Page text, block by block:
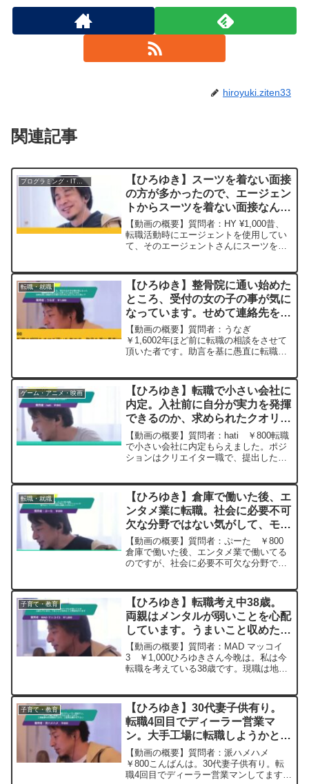
hiroyuki.ziten33
関連記事
プログラミング・IT業界
【ひろゆき】スーツを着ない面接
の方が多かったので、エージェン
トからスーツを着ない面接なんて
あるんですか? と言われたー ひ
ろゆき切り抜き 20250205
【動画の概要】質問者：HY ¥1,000昔、
転職活動時にエージェントを使用してい
て、そのエージェントさんにスーツを着
ツを着ない面接の方が多かったので、そ
んなことを言う...
転職・就職
【ひろゆき】整骨院に通い始めた
ところ、受付の女の子の事が気に
なっています。せめて連絡先を交
換したいと思っているのですが、
店員な等と連絡先を交換するため
にはどうしたら良いでしょうか？
【動画の概要】質問者：うなぎ
￥1,6002年ほど前に転職の相談をさせて
頂いた者です。助言を基に愚直に転職活
りました。さて、転職で金銭的にも余裕
が出てきて兼ねてから患っ...
ゲーム・アニメ・映画
【ひろゆき】転職で小さい会社に
内定。入社前に自分が実力を発揮
できるのか、求められたクオリテ
ィを提供できるのか不安。不安を
取っ払う方法は？ー ひろゆき切
り抜き 20250625
【動画の概要】質問者：hati ￥800転職
で小さい会社に内定もらえました。ポジ
ションはクリエイター職で、提出したポ
納得してます。しかし、入社前に自分が
実力を発揮できる...
転職・就職
【ひろゆき】倉庫で働いた後、エ
ンタメ業に転職。社会に必要不可
欠な分野ではない気がして、モチ
ベーションが保てない。インフラ
業等に転職した方がいい？ー ひ
ろゆき切り抜き 20250628
【動画の概要】質問者：ぷーた ￥800
倉庫で働いた後、エンタメ業で働いてる
のですが、社会に必要不可欠な分野では
た方がいいでしょうか。エンタメ業に勤
めるということは社会に...
子育て・教育
【ひろゆき】転職考え中38歳。
両親はメンタルが弱いことを心配
しています。うまいこと収めたく
ご教授ねがいますー ひろゆき切
り抜き 20240314
【動画の概要】質問者：MAD マッコイ
3 ￥1,000ひろゆきさん今晩は。私は今
転職を考えている38歳です。現職は地元
うっかり両親に面接を受けることを話し
止められてます...
子育て・教育
【ひろゆき】30代妻子供有り。
転職4回目でディーラー営業マ
ン。大手工場に転職しようかと迷
ってます。工場勤務10年経験あ
ります。ご意見お聞かせ下さ
い。 ひろゆき切り抜き
【動画の概要】質問者：派ハメハメ
￥800こんばんは。30代妻子供有り。転
職4回目でディーラー営業マンしてます。